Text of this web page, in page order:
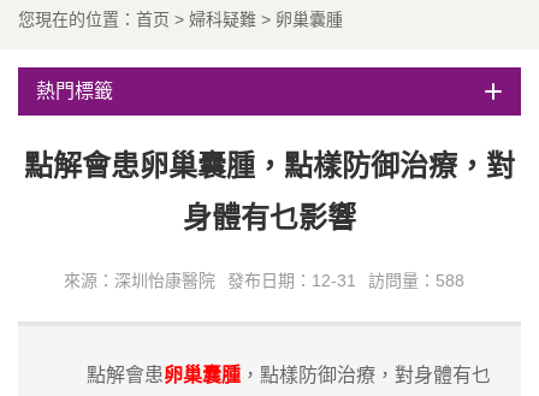
您現在的位置： 首页 > 婦科疑難 > 卵巢囊腫
熱門標籤
點解會患卵巢囊腫，點樣防御治療，對
身體有乜影響
來源：深圳怡康醫院 發布日期：12-31 訪問量：588
點解會患卵巢囊腫 ，點樣防御治療，對身體有乜